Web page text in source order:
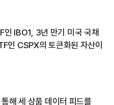
인 IBO1, 3년 만기 미국 국채
인 CSPX의 토큰화된 자산이
해 세 상품 데이터 피드를